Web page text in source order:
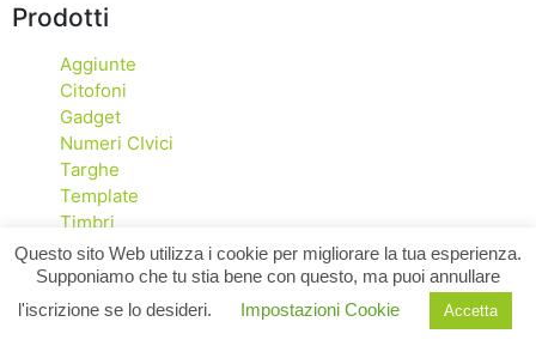
Prodotti
Aggiunte
Citofoni
Gadget
Numeri CIvici
Targhe
Template
Timbri
RE-TAG di Pagani Renzo | P.I. 03829060122
Copyright © 2021. Re-Tag.it
Questo sito Web utilizza i cookie per migliorare la tua esperienza.
Supponiamo che tu stia bene con questo, ma puoi annullare
l'iscrizione se lo desideri.
Impostazioni Cookie Accetta